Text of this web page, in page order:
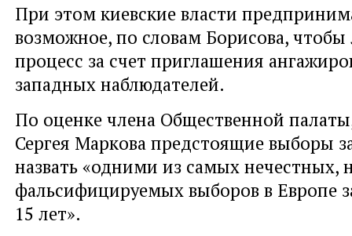
При этом киевские власти
возможное, по словам Борисова, чтобы
процесс за счет приглашения
западных наблюдателей.
По оценке члена Общественной
Сергея Маркова предстоящие выборы
назвать «одними из самых нечестных,
фальсифицируемых выборов в Европе
15 лет».